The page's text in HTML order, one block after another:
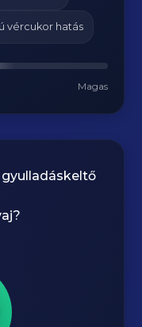
vércukor hatás
Magas
?